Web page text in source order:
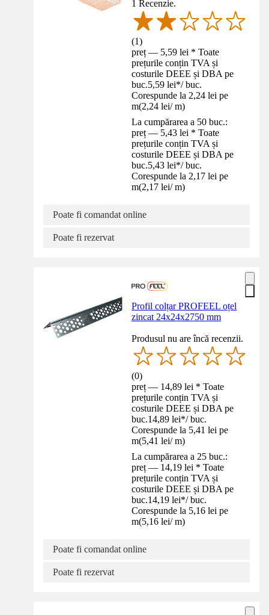
1 Recenzie.
(1)
preț — 5,59 lei * Toate
prețurile conțin TVA și
costurile DEEE și DBA pe
buc.5,59 lei*/ buc.
Corespunde la 2,24 lei pe
m(2,24 lei/ m)
La cumpărarea a 50 buc.:
preț — 5,43 lei * Toate
prețurile conțin TVA și
costurile DEEE și DBA pe
buc.5,43 lei*/ buc.
Corespunde la 2,17 lei pe
m(2,17 lei/ m)
Poate fi comandat online
Poate fi rezervat
Profil colțar PROFEEL oțel
zincat 24x24x2750 mm
Produsul nu are încă recenzii.
(0)
preț — 14,89 lei * Toate
prețurile conțin TVA și
costurile DEEE și DBA pe
buc.14,89 lei*/ buc.
Corespunde la 5,41 lei pe
m(5,41 lei/ m)
La cumpărarea a 25 buc.:
preț — 14,19 lei * Toate
prețurile conțin TVA și
costurile DEEE și DBA pe
buc.14,19 lei*/ buc.
Corespunde la 5,16 lei pe
m(5,16 lei/ m)
Poate fi comandat online
Poate fi rezervat